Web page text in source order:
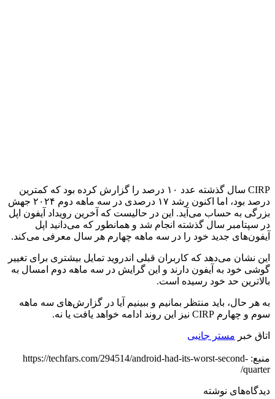
CIRP سال گذشته عدد ۱۰ درصد را گزارش کرده بود که کمترین
درصد بود، اما اکنون رشد ۱۷ درصدی در سه ماهه دوم ۲۰۲۴ جهش
بزرگی به حساب می‌آید. این در حالیست که آخرین رویداد آیفون اپل
در سپتامبر سال گذشته انجام شد و همانطور که می‌دانید اپل
آیفون‌های جدید خود را در سه ماهه چهارم هر سال معرفی می‌کند.
این نشان می‌دهد که کاربران قبلی اندروید تمایل بیشتری برای تغییر
گوشی خود به آیفون دارند و این گرایش در سه ماهه دوم امسال به
بالاترین حد خود رسیده است.
به هر حال، باید منتظر بمانیم و ببینیم آیا در گزارش‌های سه ماهه
سوم و چهارم CIRP نیز این روند ادامه خواهد یافت یا نه.
اتاق خبر مستر جانبی
منبع: https://techfars.com/294514/android-had-its-worst-second-
quarter/
دیدگاه‌های نوشته